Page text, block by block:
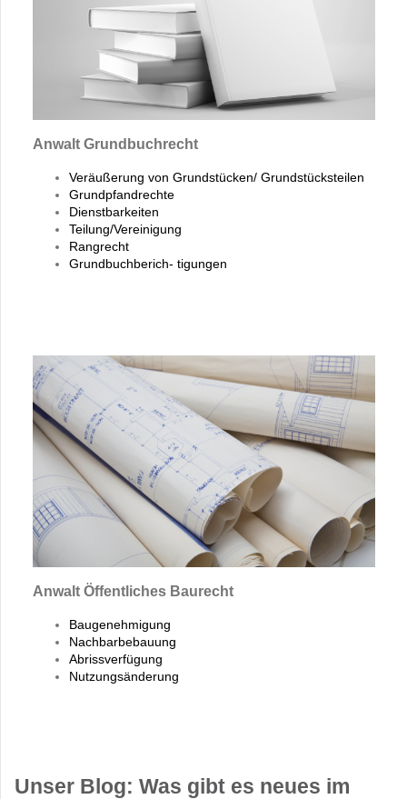
Anwalt Grundbuchrecht
Veräußerung von Grundstücken/ Grundstücksteilen
Grundpfandrechte
Dienstbarkeiten
Teilung/Vereinigung
Rangrecht
Grundbuchberich- tigungen
Anwalt Öffentliches Baurecht
Baugenehmigung
Nachbarbebauung
Abrissverfügung
Nutzungsänderung
Unser Blog: Was gibt es neues im